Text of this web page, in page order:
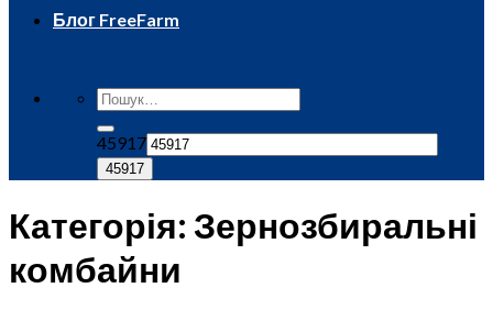
Блог FreeFarm
45917
Категорія: Зернозбиральні
комбайни